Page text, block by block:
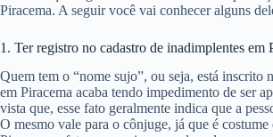
Piracema. A seguir você vai conhecer alguns
1. Ter registro no cadastro de inadimplentes em
Quem tem o “nome sujo”, ou seja, está
em Piracema acaba tendo impedimento de ser
vista que, esse fato geralmente indica que a
O mesmo vale para o cônjuge, já que é costume